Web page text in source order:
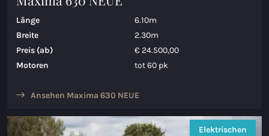
Länge
6.10m
Breite
2.30m
Preis (ab)
€ 24.500,00
Motoren
tot 60 pk
Ansehen Maxima 630 NEUE
Elektrischen